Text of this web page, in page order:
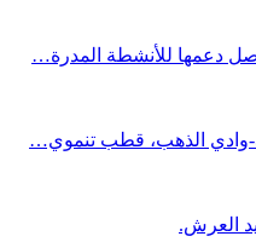
دعمها للأنشطة المدرة…
وادي الذهب، قطب تنموي…